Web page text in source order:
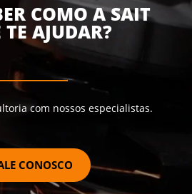
COMO A SAIT
TE AJUDAR?
com nossos especialistas.
CONOSCO